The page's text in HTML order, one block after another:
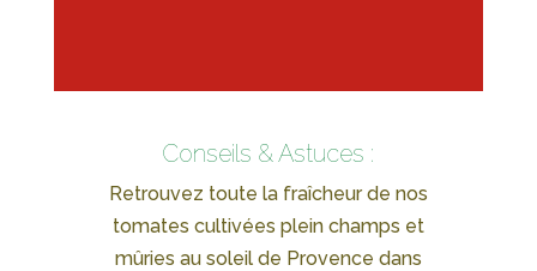
Conseils & Astuces :
Retrouvez toute la fraîcheur de nos
tomates cultivées plein champs et
mûries au soleil de Provence dans